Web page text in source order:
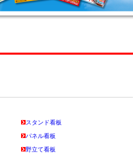
スタンド看板
パネル看板
野立て看板